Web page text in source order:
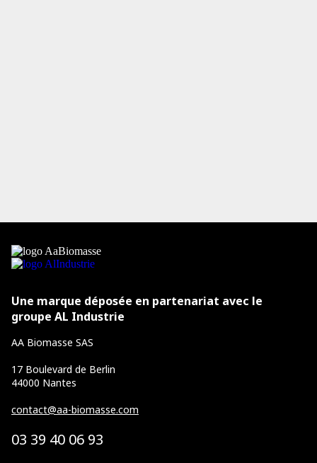
Une marque déposée en partenariat avec le
groupe AL Industrie
AA Biomasse SAS
17 Boulevard de Berlin
44000 Nantes
contact@aa-biomasse.com
03 39 40 06 93